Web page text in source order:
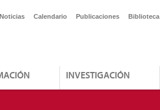
Noticias Calendario Publicaciones Biblioteca
INVESTIGACIÓN